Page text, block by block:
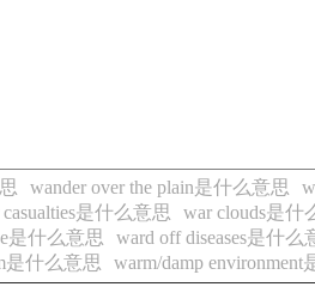
wander over the plain是什么意思
是什么意思 war clouds是什
是什么意思 ward off diseases是什么
是什么意思 warm/damp environment